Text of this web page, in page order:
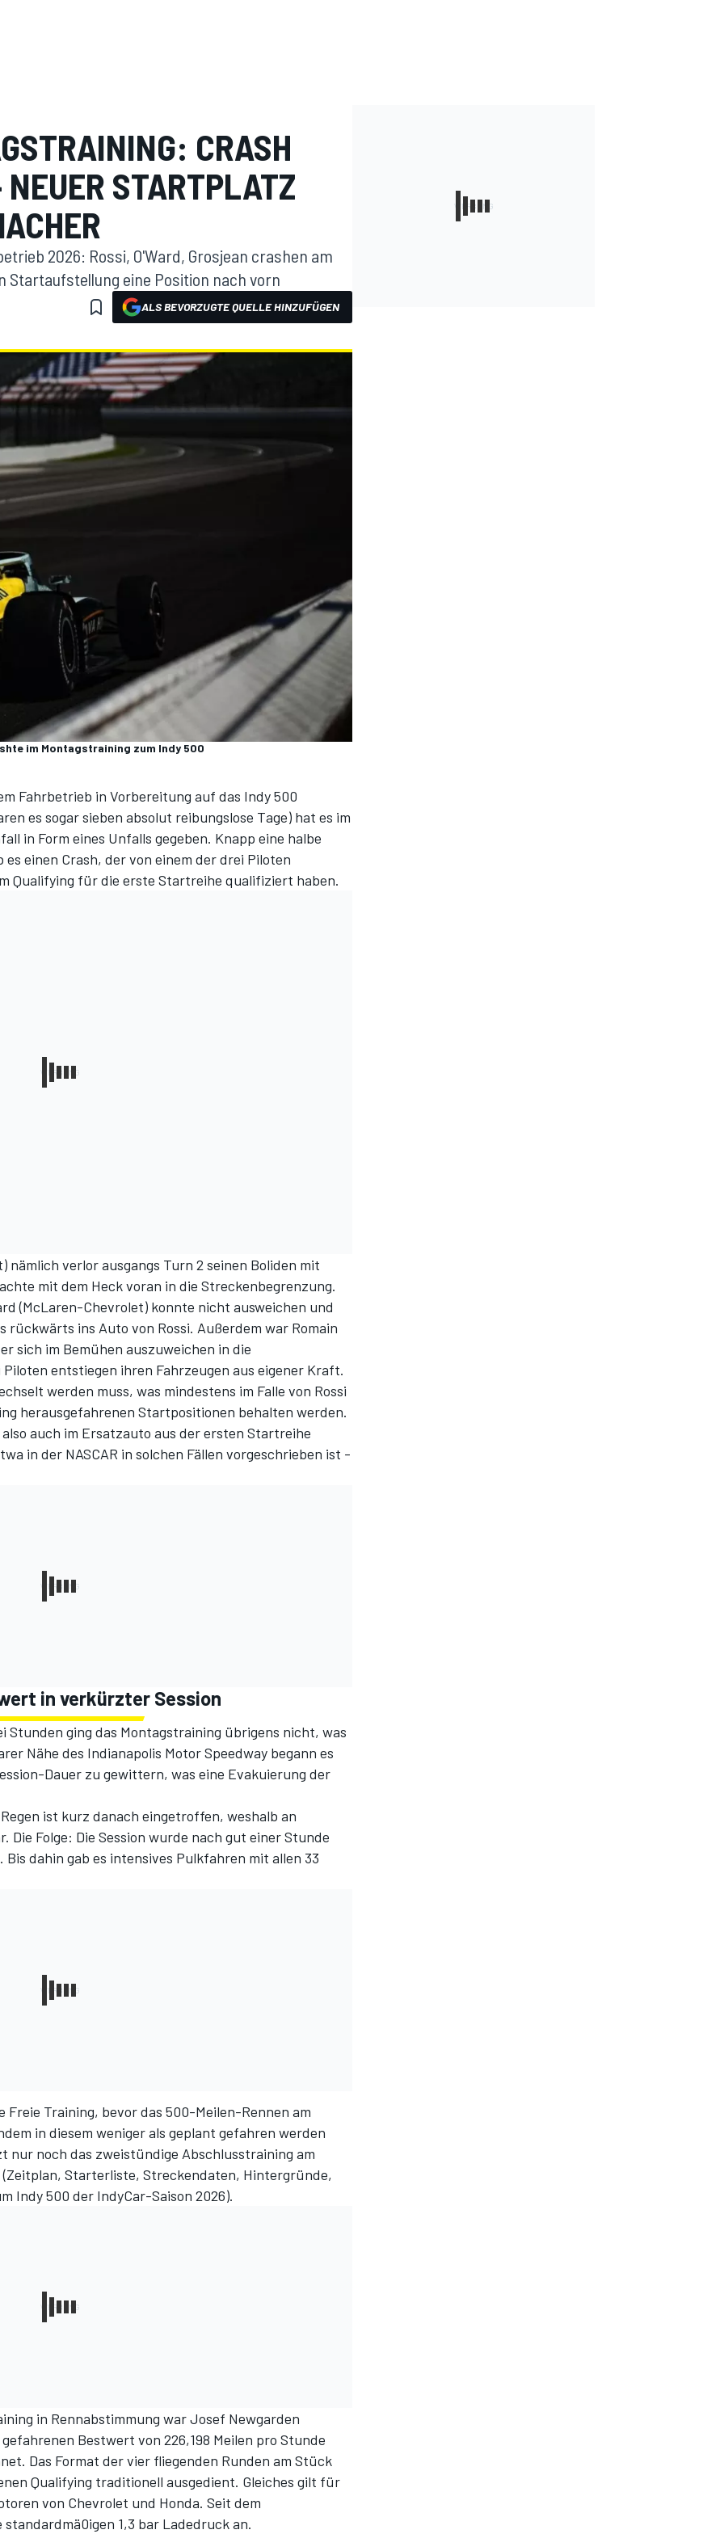
CRASH
STARTPLATZ
2026: Rossi, O'Ward, Grosjean crashen am
Startaufstellung eine Position nach vorn
ALS BEVORZUGTE QUELLE HINZUFÜGEN
im Montagstraining zum Indy 500
Fahrbetrieb in Vorbereitung auf das Indy 500
es sogar sieben absolut reibungslose Tage) hat es im
in Form eines Unfalls gegeben. Knapp eine halbe
einen Crash, der von einem der drei Piloten
Qualifying für die erste Startreihe qualifiziert haben.
nämlich verlor ausgangs Turn 2 seinen Boliden mit
mit dem Heck voran in die Streckenbegrenzung.
(McLaren-Chevrolet) konnte nicht ausweichen und
rückwärts ins Auto von Rossi. Außerdem war Romain
sich im Bemühen auszuweichen in die
entstiegen ihren Fahrzeugen aus eigener Kraft.
werden muss, was mindestens im Falle von Rossi
herausgefahrenen Startpositionen behalten werden.
auch im Ersatzauto aus der ersten Startreihe
in der NASCAR in solchen Fällen vorgeschrieben ist -
in verkürzter Session
Stunden ging das Montagstraining übrigens nicht, was
Nähe des Indianapolis Motor Speedway begann es
Dauer zu gewittern, was eine Evakuierung der
ist kurz danach eingetroffen, weshalb an
Folge: Die Session wurde nach gut einer Stunde
dahin gab es intensives Pulkfahren mit allen 33
Training, bevor das 500-Meilen-Rennen am
in diesem weniger als geplant gefahren werden
nur noch das zweistündige Abschlusstraining am
Zeitplan, Starterliste, Streckendaten, Hintergründe,
Indy 500 der IndyCar-Saison 2026).
in Rennabstimmung war Josef Newgarden
Bestwert von 226,198 Meilen pro Stunde
Das Format der vier fliegenden Runden am Stück
Qualifying traditionell ausgedient. Gleiches gilt für
von Chevrolet und Honda. Seit dem
1,3 bar Ladedruck an.